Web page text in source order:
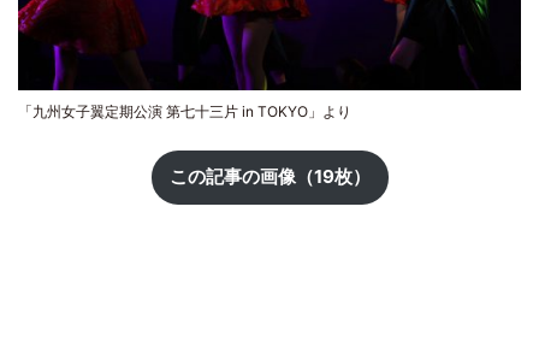
「九州女子翼定期公演 第七十三片 in TOKYO」より
この記事の画像（19枚）